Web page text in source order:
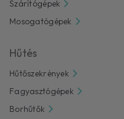
Szárítógépek
Mosogatógépek
Hűtés
Hűtőszekrények
Fagyasztógépek
Borhűtők